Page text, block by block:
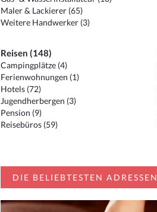
Maler & Lackierer (65)
Weitere Handwerker (3)
Reisen (148)
Campingplätze (4)
Ferienwohnungen (1)
Hotels (72)
Jugendherbergen (3)
Pension (9)
Reisebüros (59)
DIE BELIEBTESTEN ADRESSEN